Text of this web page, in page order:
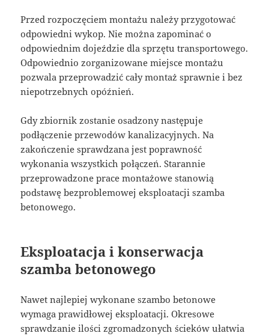
Przed rozpoczęciem montażu należy przygotować
odpowiedni wykop. Nie można zapominać o
odpowiednim dojeździe dla sprzętu transportowego.
Odpowiednio zorganizowane miejsce montażu
pozwala przeprowadzić cały montaż sprawnie i bez
niepotrzebnych opóźnień.
Gdy zbiornik zostanie osadzony następuje
podłączenie przewodów kanalizacyjnych. Na
zakończenie sprawdzana jest poprawność
wykonania wszystkich połączeń. Starannie
przeprowadzone prace montażowe stanowią
podstawę bezproblemowej eksploatacji szamba
betonowego.
Eksploatacja i konserwacja
szamba betonowego
Nawet najlepiej wykonane szambo betonowe
wymaga prawidłowej eksploatacji. Okresowe
sprawdzanie ilości zgromadzonych ścieków ułatwia